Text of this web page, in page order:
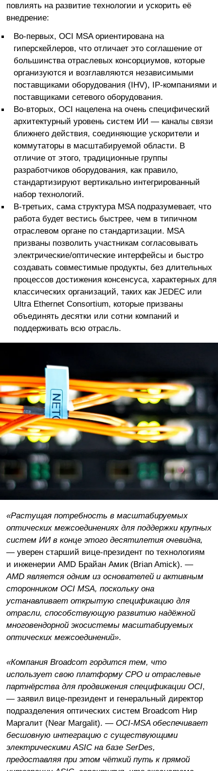
повлиять на развитие технологии и ускорить её
внедрение:
Во-первых, OCI MSA ориентирована на
гиперскейлеров, что отличает это соглашение от
большинства отраслевых консорциумов, которые
организуются и возглавляются независимыми
поставщиками оборудования (IHV), IP-компаниями и
поставщиками сетевого оборудования.
Во-вторых, OCI нацелена на очень специфический
архитектурный уровень систем ИИ — каналы связи
ближнего действия, соединяющие ускорители и
коммутаторы в масштабируемой области. В
отличие от этого, традиционные группы
разработчиков оборудования, как правило,
стандартизируют вертикально интегрированный
набор технологий.
В-третьих, сама структура MSA подразумевает, что
работа будет вестись быстрее, чем в типичном
отраслевом органе по стандартизации. MSA
призваны позволить участникам согласовывать
электрические/оптические интерфейсы и быстро
создавать совместимые продукты, без длительных
процессов достижения консенсуса, характерных для
классических организаций, таких как JEDEC или
Ultra Ethernet Consortium, которые призваны
объединять десятки или сотни компаний и
поддерживать всю отрасль.
«Растущая потребность в масштабируемых
оптических межсоединениях для поддержки крупных
систем ИИ в конце этого десятилетия очевидна,
— уверен старший вице-президент по технологиям
и инженерии AMD Брайан Амик (Brian Amick). —
AMD является одним из основателей и активным
сторонником OCI MSA, поскольку она
устанавливает открытую спецификацию для
отрасли, способствующую развитию надёжной
многовендорной экосистемы масштабируемых
оптических межсоединений».
«Компания Broadcom гордится тем, что
использует свою платформу CPO и отраслевые
партнёрства для продвижения спецификации OCI,
— заявил вице-президент и генеральный директор
подразделения оптических систем Broadcom Нир
Маргалит (Near Margalit). — OCI-MSA обеспечивает
бесшовную интеграцию с существующими
электрическими ASIC на базе SerDes,
предоставляя при этом чёткий путь к прямой